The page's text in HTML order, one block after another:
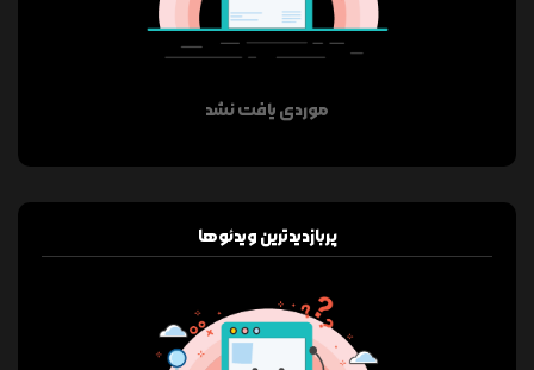
موردی یافت نشد
پربازدیدترین ویدئوها